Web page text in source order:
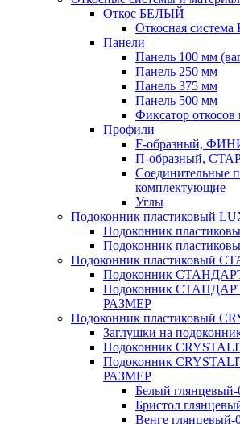
Откос БЕЛЫЙ
Откосная
Панели
Панель 100 мм
Панель 250 мм
Панель 375 мм
Панель 500 мм
Фиксатор
Профили
F-образный,
П-образный,
Соединительные
комплектующие
Углы
Подоконник пластиковый
Подоконник
Подоконник
Подоконник пластиковый
Подоконник
Подоконник
РАЗМЕР
Подоконник пластиковый
Заглушки на
Подоконник
Подоконник
РАЗМЕР
Белый глянцевый-
Бристол
Венге глянцевый-